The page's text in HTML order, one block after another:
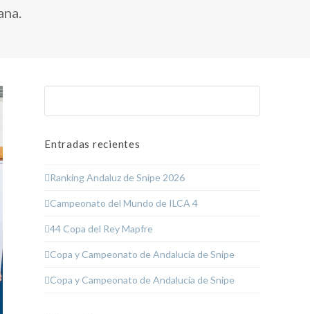
Entradas recientes
Ranking Andaluz de Snipe 2026
Campeonato del Mundo de ILCA 4
44 Copa del Rey Mapfre
Copa y Campeonato de Andalucía de Snipe
Copa y Campeonato de Andalucía de Snipe